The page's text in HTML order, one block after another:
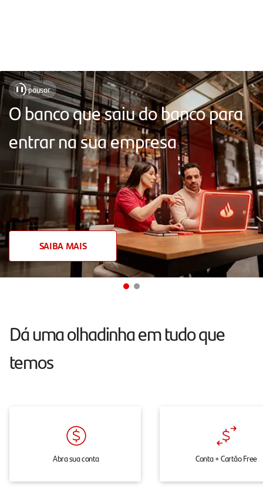
Soluções
para
facilitar
seu
dia
dia,
com
atendimento
chat,
onde
você
❚❚ pausar
O banco que saiu do banco para
entrar na sua empresa
SAIBA MAIS
Dá uma olhadinha em tudo que
temos
Abra sua conta Conta + Cartão Free